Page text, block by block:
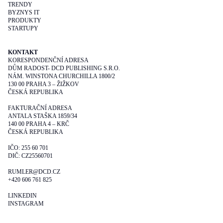
TRENDY
BYZNYS IT
PRODUKTY
STARTUPY
KONTAKT
KORESPONDENČNÍ ADRESA
DŮM RADOST- DCD PUBLISHING S.R.O.
NÁM. WINSTONA CHURCHILLA 1800/2
130 00 PRAHA 3 – ŽIŽKOV
ČESKÁ REPUBLIKA
FAKTURAČNÍ ADRESA
ANTALA STAŠKA 1859/34
140 00 PRAHA 4 – KRČ
ČESKÁ REPUBLIKA
IČO: 255 60 701
DIČ: CZ25560701
RUMLER@DCD.CZ
+420 606 761 825
LINKEDIN
INSTAGRAM